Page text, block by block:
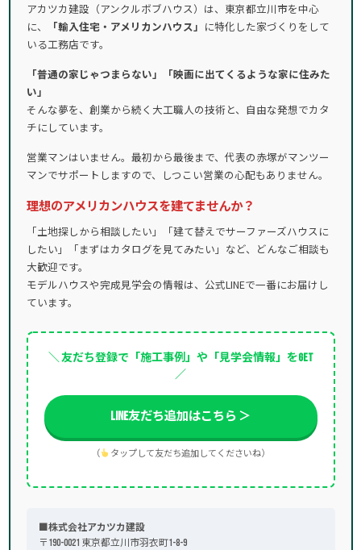
アカツカ建設（アンクルボブハウス）は、東京都立川市を中心
に、
「輸入住宅・アメリカンハウス」 に特化した家づくりをして
いる工務店です。
「普通の家じゃつまらない」「映画に出てくるような家に住みた
い」
そんな夢を、創業から続く大工職人の技術と、自由な発想でカタ
チにしています。
営業マンはいません。最初から最後まで、代表の赤塚がマンツー
マンでサポートしますので、しつこい営業の心配もありません。
理想のアメリカンハウスを建てませんか？
「土地探しから相談したい」「建て替えでサーファーズハウスに
したい」「まずはカタログを見てみたい」など、どんなご相談も
大歓迎です。
モデルハウスや完成見学会の情報は、公式LINEで一番にお届けし
ています。
＼ 友だち登録で「施工事例」や「見学会情報」をGET
／
LINE友だち追加はこちら ＞
（ タップして友だち追加してくださいね）
■株式会社アカツカ建設
〒190-0021 東京都立川市羽衣町1-8-9